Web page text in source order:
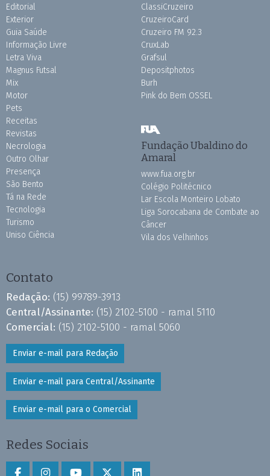
Editorial
Exterior
Guia Saúde
Informação Livre
Letra Viva
Magnus Futsal
Mix
Motor
Pets
Receitas
Revistas
Necrologia
Outro Olhar
Presença
São Bento
Tá na Rede
Tecnologia
Turismo
Uniso Ciência
ClassiCruzeiro
CruzeiroCard
Cruzeiro FM 92.3
CruxLab
Grafsul
Depositphotos
Burh
Pink do Bem OSSEL
Fundação Ubaldino do
Amaral
www.fua.org.br
Colégio Politécnico
Lar Escola Monteiro Lobato
Liga Sorocabana de Combate ao
Câncer
Vila dos Velhinhos
Contato
Redação: (15) 99789-3913
Central/Assinante: (15) 2102-5100 - ramal 5110
Comercial: (15) 2102-5100 - ramal 5060
Enviar e-mail para Redação
Enviar e-mail para Central/Assinante
Enviar e-mail para o Comercial
Redes Sociais